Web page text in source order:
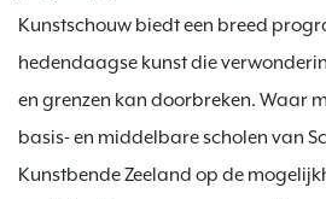
Kunstschouw biedt een breed
hedendaagse kunst die
en grenzen kan doorbreken. Waar
basis- en middelbare scholen van
Kunstbende Zeeland op de